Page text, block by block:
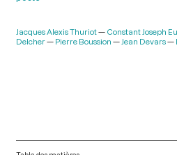
Jacques Alexis Thuriot Constant Joseph
Delcher
Pierre Boussion Jean Devars